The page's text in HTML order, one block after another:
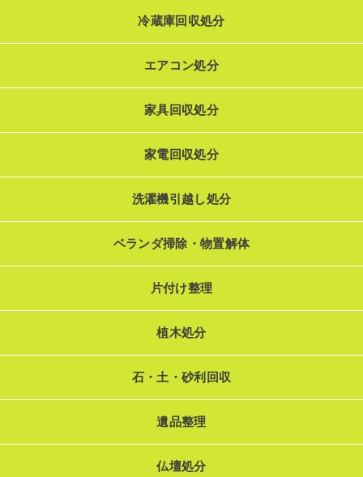
冷蔵庫回収処分
エアコン処分
家具回収処分
家電回収処分
洗濯機引越し処分
ベランダ掃除・物置解体
片付け整理
植木処分
石・土・砂利回収
遺品整理
仏壇処分